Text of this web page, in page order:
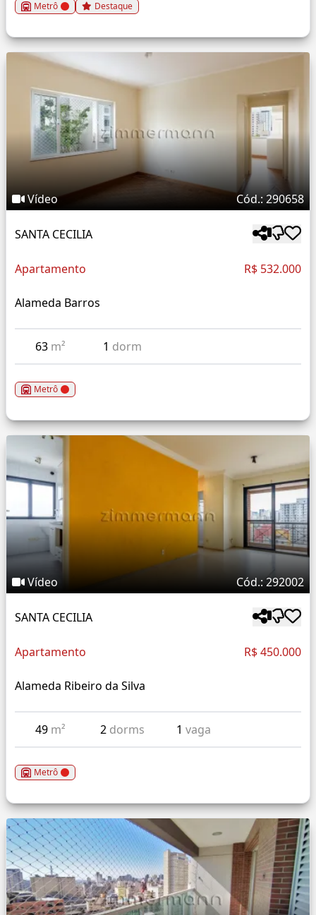
Metrô Destaque
Vídeo Cód.: 290658
SANTA CECILIA
Apartamento R$ 532.000
Alameda Barros
63 m² 1 dorm
Metrô
Vídeo Cód.: 292002
SANTA CECILIA
Apartamento R$ 450.000
Alameda Ribeiro da Silva
49 m² 2 dorms 1vaga
Metrô